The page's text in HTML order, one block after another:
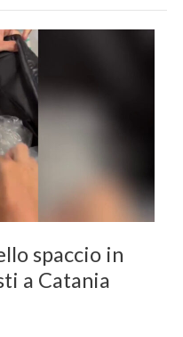
spaccio in
a Catania